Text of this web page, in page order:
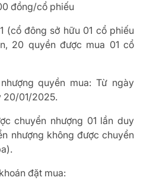
đồng/cổ phiếu
(cổ đông sở hữu 01 cổ phiếu
20 quyền được mua 01 cổ
quyền mua: Từ ngày
20/01/2025.
chuyển nhượng 01 lần duy
nhượng không được chuyển
đặt mua: